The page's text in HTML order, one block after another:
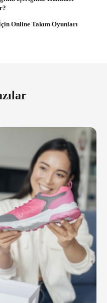
Online Takım Oyunları